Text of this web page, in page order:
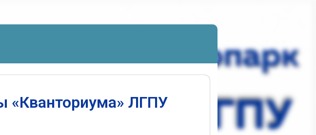
«Кванториума» ЛГПУ